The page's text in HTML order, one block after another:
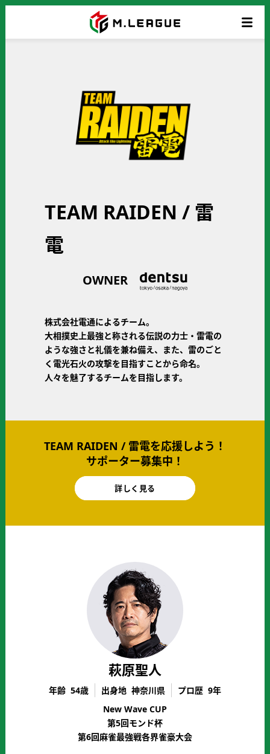
TEAM RAIDEN / 雷
電
OWNER
株式会社電通によるチーム。
大相撲史上最強と称される伝説の力士・雷電の
ような強さと礼儀を兼ね備え、また、雷のごと
く電光石火の攻撃を目指すことから命名。
人々を魅了するチームを目指します。
TEAM RAIDEN / 雷電を応援しよう！
サポーター募集中！
TEAM
RAIDEN
雷
サ
ポ
ー
タ
ー
募
集
に
つ
い
詳しく見る
萩原聖人
年齢 54歳 出身地 神奈川県 プロ歴 9年
New Wave CUP
第5回モンド杯
第6回麻雀最強戦各界雀豪大会